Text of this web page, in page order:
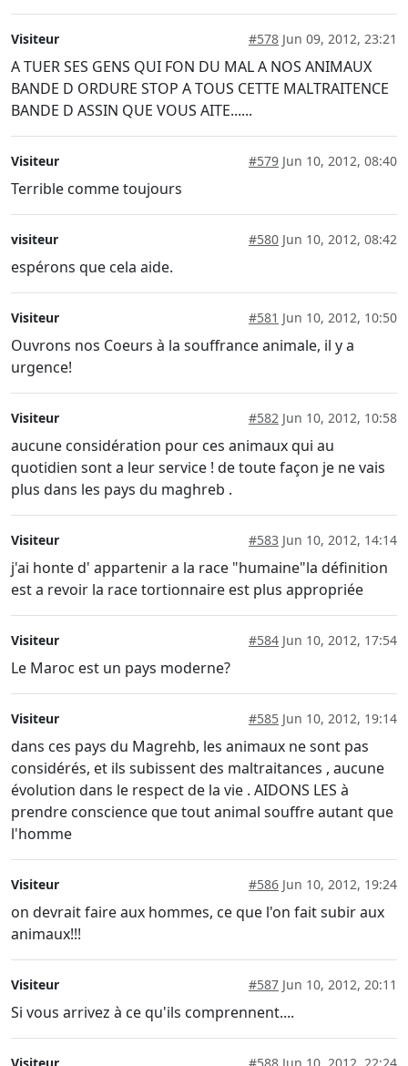
Visiteur #578 Jun 09, 2012, 23:21
A TUER SES GENS QUI FON DU MAL A NOS ANIMAUX
BANDE D ORDURE STOP A TOUS CETTE MALTRAITENCE
BANDE D ASSIN QUE VOUS AITE......
Visiteur #579 Jun 10, 2012, 08:40
Terrible comme toujours
visiteur #580 Jun 10, 2012, 08:42
espérons que cela aide.
Visiteur #581 Jun 10, 2012, 10:50
Ouvrons nos Coeurs à la souffrance animale, il y a
urgence!
Visiteur #582 Jun 10, 2012, 10:58
aucune considération pour ces animaux qui au
quotidien sont a leur service ! de toute façon je ne vais
plus dans les pays du maghreb .
Visiteur #583 Jun 10, 2012, 14:14
j'ai honte d' appartenir a la race "humaine"la définition
est a revoir la race tortionnaire est plus appropriée
Visiteur #584 Jun 10, 2012, 17:54
Le Maroc est un pays moderne?
Visiteur #585 Jun 10, 2012, 19:14
dans ces pays du Magrehb, les animaux ne sont pas
considérés, et ils subissent des maltraitances , aucune
évolution dans le respect de la vie . AIDONS LES à
prendre conscience que tout animal souffre autant que
l'homme
Visiteur #586 Jun 10, 2012, 19:24
on devrait faire aux hommes, ce que l'on fait subir aux
animaux!!!
Visiteur #587 Jun 10, 2012, 20:11
Si vous arrivez à ce qu'ils comprennent....